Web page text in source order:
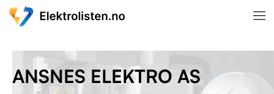
ANSNES ELEKTRO AS